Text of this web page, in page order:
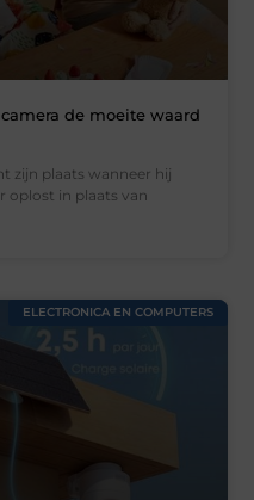
de moeite waard
zijn plaats wanneer hij
oplost in plaats van
ELECTRONICA EN COMPUTERS